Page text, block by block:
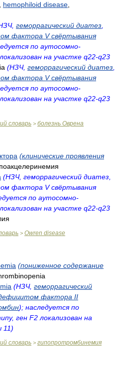
hemophiloid disease
геморрагический диатез
фактора V свёртывания
по аутосомно-
на участке q22-q23
(НЗЧ, геморрагический диатез
фактора V свёртывания
по аутосомно-
на участке q22-q23
словарь > болезнь Оврена
(клинические проявления
(НЗЧ, геморрагический диатез,
фактора V свёртывания
по аутосомно-
на участке q22-q23
> Owren disease
(пониженное содержание
(НЗЧ, геморрагический
фактора II
); наследуется по
ген F2 локализован на
11)
словарь > гипопротромбинемия